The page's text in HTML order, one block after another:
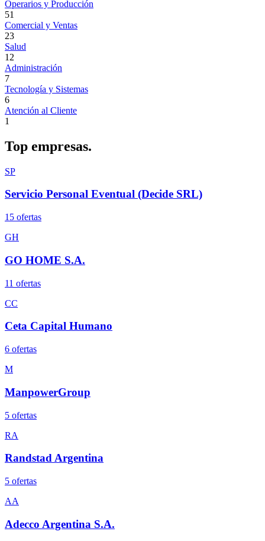
Operarios y Producción
51
Comercial y Ventas
23
Salud
12
Administración
7
Tecnología y Sistemas
6
Atención al Cliente
1
Top empresas.
SP
Servicio Personal Eventual (Decide SRL)
15 ofertas
GH
GO HOME S.A.
11 ofertas
CC
Ceta Capital Humano
6 ofertas
M
ManpowerGroup
5 ofertas
RA
Randstad Argentina
5 ofertas
AA
Adecco Argentina S.A.